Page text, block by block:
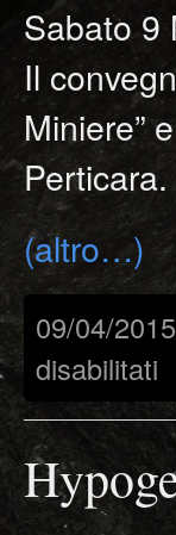
Sabato 9
Il
Miniere”
Perticara.
(altro…)
09/04/
disabilitati
e